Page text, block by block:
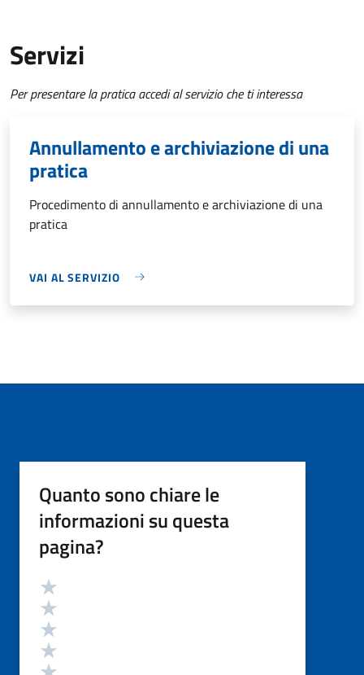
Servizi
Per presentare la pratica accedi al servizio che ti interessa
Annullamento e archiviazione di una
pratica
Procedimento di annullamento e archiviazione di una
pratica
VAI AL SERVIZIO
Quanto sono chiare le
informazioni su questa
pagina?
Valutazione